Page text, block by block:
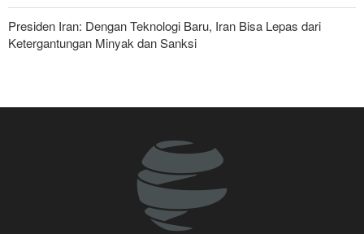
Presiden Iran: Dengan Teknologi Baru, Iran Bisa Lepas dari
Ketergantungan Minyak dan Sanksi
Yahya Saree: Operasi Khusus di Al-Mokha—Puluhan Pasukan
Saudi Tewas dan Terluka
Parlemen Turki: Perjanjian Aliansi dengan Saudi-Pakistan Adalah